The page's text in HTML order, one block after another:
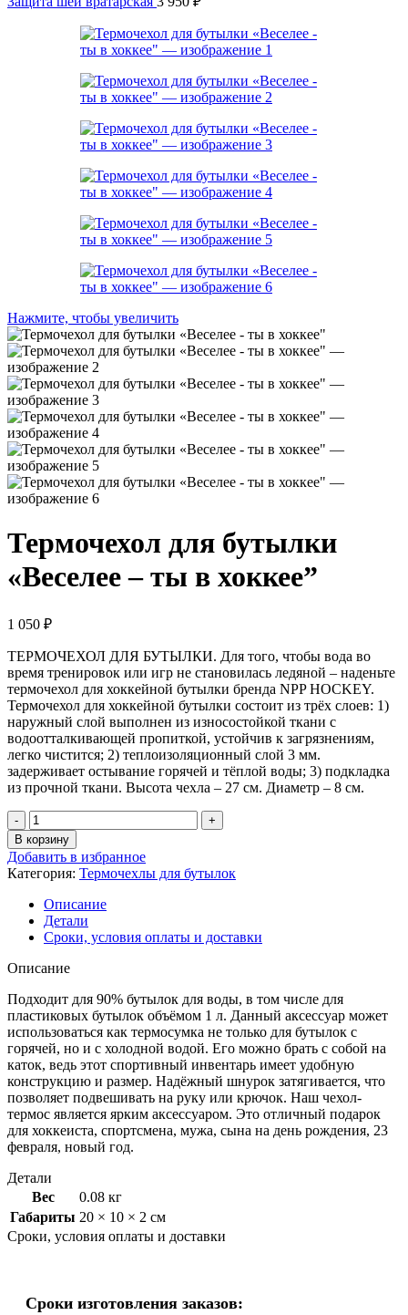
Нажмите, чтобы увеличить
Термочехол для бутылки
«Веселее – ты в хоккее”
1 050 ₽
ТЕРМОЧЕХОЛ ДЛЯ БУТЫЛКИ. Для того, чтобы вода во
время тренировок или игр не становилась ледяной – наденьте
термочехол для хоккейной бутылки бренда NPP HOCKEY.
Термочехол для хоккейной бутылки состоит из трёх слоев: 1)
наружный слой выполнен из износостойкой ткани с
водоотталкивающей пропиткой, устойчив к загрязнениям,
легко чистится; 2) теплоизоляционный слой 3 мм.
задерживает остывание горячей и тёплой воды; 3) подкладка
из прочной ткани. Высота чехла – 27 см. Диаметр – 8 см.
В корзину
Добавить в избранное
Категория: Термочехлы для бутылок
Описание
Детали
Сроки, условия оплаты и доставки
Описание
Подходит для 90% бутылок для воды, в том числе для
пластиковых бутылок объёмом 1 л. Данный аксессуар может
использоваться как термосумка не только для бутылок с
горячей, но и с холодной водой. Его можно брать с собой на
каток, ведь этот спортивный инвентарь имеет удобную
конструкцию и размер. Надёжный шнурок затягивается, что
позволяет подвешивать на руку или крючок. Наш чехол-
термос является ярким аксессуаром. Это отличный подарок
для хоккеиста, спортсмена, мужа, сына на день рождения, 23
февраля, новый год.
Детали
Вес
0.08 кг
Габариты 20 × 10 × 2 см
Сроки, условия оплаты и доставки
Сроки изготовления заказов: